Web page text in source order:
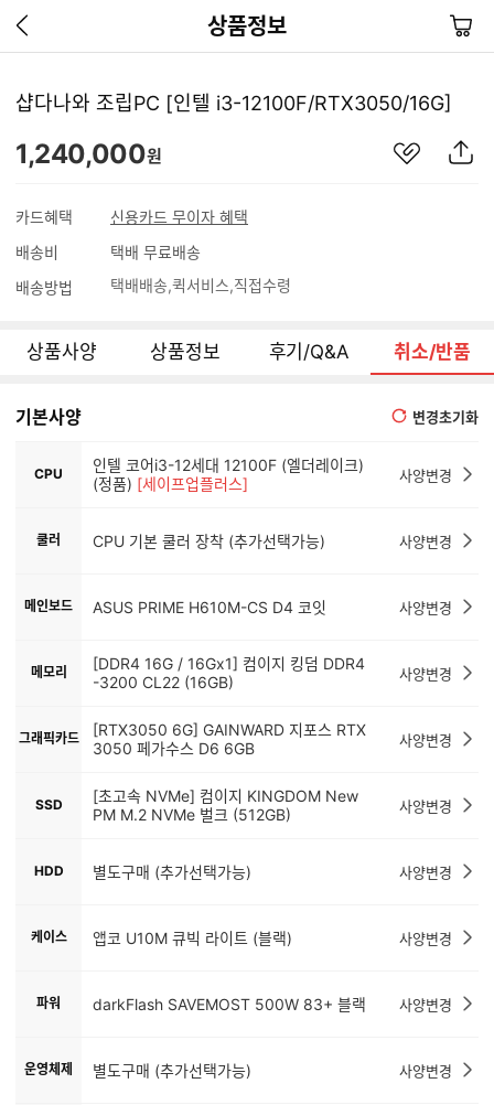
상품정보
이
지
기
장
바
샵다나와 조립PC [인텔 i3-12100F/RTX3050/16G]
1,240,000원
카드혜택
신용카드 무이자 혜택
배송비
택배 무료배송
배송방법
택배배송 퀵서비스 직접수령
상품사양 상품정보 후기/Q&A 취소/반품
기본사양 변경초기화
CPU
인텔 코어i3-12세대 12100F (엘더레이크)
(정품) [세이프업플러스] 사양변경
쿨러 CPU 기본 쿨러 장착 (추가선택가능) 사양변경
메인보드 ASUS PRIME H610M-CS D4 코잇 사양변경
메모리
[DDR4 16G / 16Gx1] 컴이지 킹덤 DDR4
-3200 CL22 (16GB)
사양변경
그래픽카드
[RTX3050 6G] GAINWARD 지포스 RTX
3050 페가수스 D6 6GB
사양변경
SSD
[초고속 NVMe] 컴이지 KINGDOM New
PM M.2 NVMe 벌크 (512GB)
사양변경
HDD 별도구매 (추가선택가능) 사양변경
케이스 앱코 U10M 큐빅 라이트 (블랙) 사양변경
파워 darkFlash SAVEMOST 500W 83+ 블랙 사양변경
운영체제 별도구매 (추가선택가능) 사양변경